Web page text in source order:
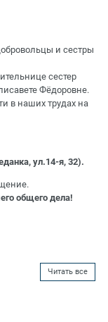
и сестры
сестер
Фёдоровне.
в наших трудах на
ул.14-я, 32).
общего дела!
Читать все